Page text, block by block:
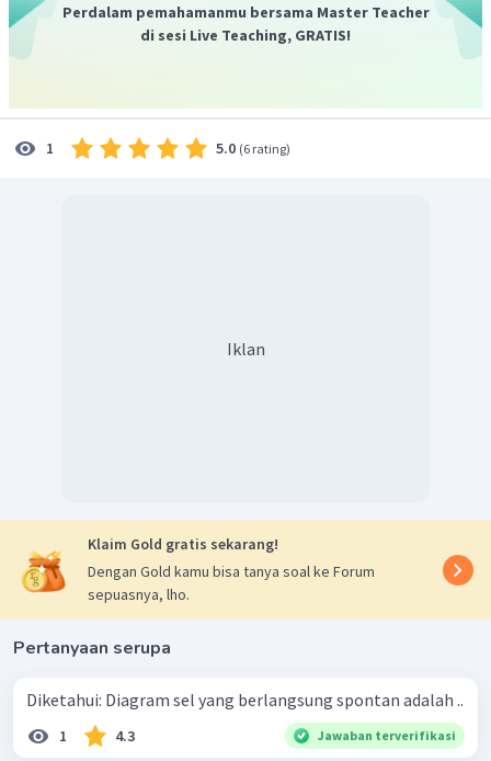
Perdalam pemahamanmu bersama Master Teacher
di sesi Live Teaching, GRATIS!
1 5.0 (6 rating)
Iklan
Klaim Gold gratis sekarang!
Dengan Gold kamu bisa tanya soal ke Forum
sepuasnya, lho.
Pertanyaan serupa
Diketahui: Diagram sel yang berlangsung spontan adalah ..
1 4.3 Jawaban terverifikasi